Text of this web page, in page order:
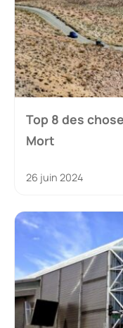
Top 8 des
Mort
26 juin 2024